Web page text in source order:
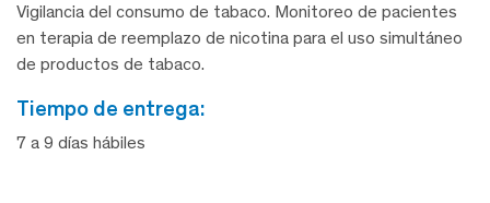
Vigilancia del consumo de tabaco. Monitoreo de pacientes
en terapia de reemplazo de nicotina para el uso simultáneo
de productos de tabaco.
tiempo de entrega:
7 a 9 días hábiles